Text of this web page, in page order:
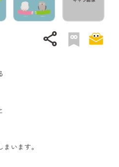
share
います。